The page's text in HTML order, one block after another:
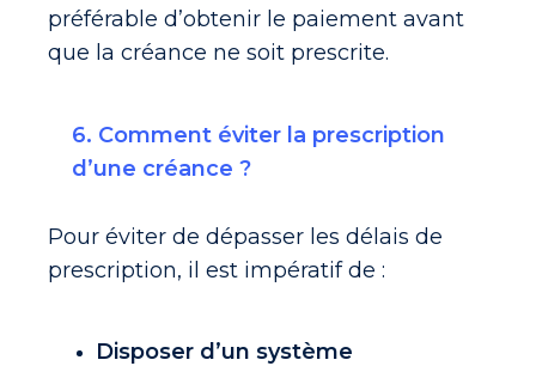
préférable d’obtenir le paiement avant
que la créance ne soit prescrite.
6. Comment éviter la prescription
d’une créance ?
Pour éviter de dépasser les délais de
prescription, il est impératif de :
Disposer d’un système